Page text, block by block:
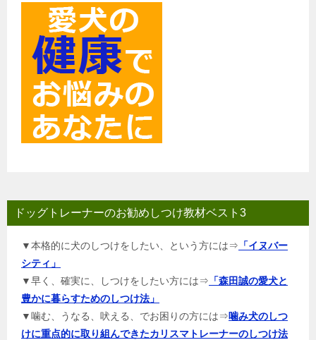
ドッグトレーナーのお勧めしつけ教材ベスト3
▼本格的に犬のしつけをしたい、という方には⇒ 「イヌバー
シティ」
▼早く、確実に、しつけをしたい方には⇒ 「森田誠の愛犬と
豊かに暮らすためのしつけ法」
▼噛む、うなる、吠える、でお困りの方には⇒噛み犬のしつ
けに重点的に取り組んできたカリスマトレーナーのしつけ法